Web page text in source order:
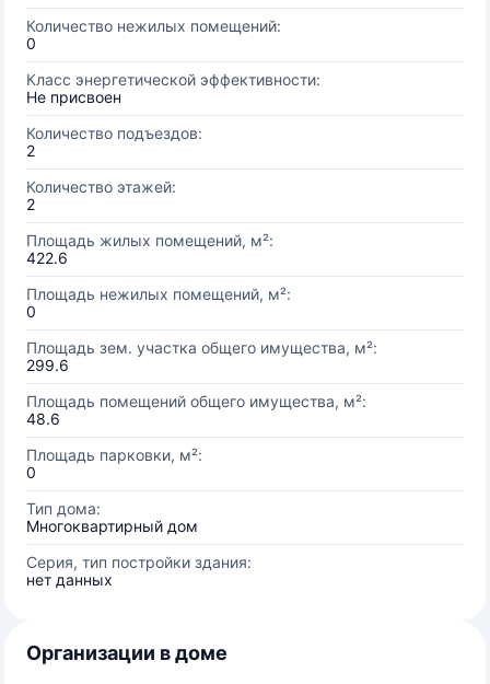
Количество нежилых помещений:
0
Класс энергетической эффективности:
Не присвоен
Количество подъездов:
2
Количество этажей:
2
Площадь жилых помещений, м²:
422.6
Площадь нежилых помещений, м²:
0
Площадь зем. участка общего имущества, м²:
299.6
Площадь помещений общего имущества, м²:
48.6
Площадь парковки, м²:
0
Тип дома:
Многоквартирный дом
Серия, тип постройки здания:
нет данных
Организации в доме